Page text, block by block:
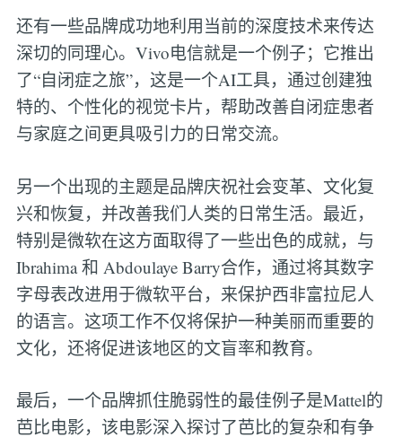
还有一些品牌成功地利用当前的深度技术来传达
深切的同理心。Vivo电信就是一个例子；它推出
了“自闭症之旅”，这是一个AI工具，通过创建独
特的、个性化的视觉卡片，帮助改善自闭症患者
与家庭之间更具吸引力的日常交流。
另一个出现的主题是品牌庆祝社会变革、文化复
兴和恢复，并改善我们人类的日常生活。最近，
特别是微软在这方面取得了一些出色的成就，与
Ibrahima 和 Abdoulaye Barry合作，通过将其数字
字母表改进用于微软平台，来保护西非富拉尼人
的语言。这项工作不仅将保护一种美丽而重要的
文化，还将促进该地区的文盲率和教育。
最后，一个品牌抓住脆弱性的最佳例子是Mattel的
芭比电影，该电影深入探讨了芭比的复杂和有争